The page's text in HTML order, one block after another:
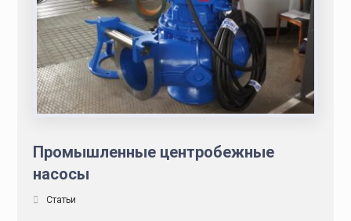
Промышленные центробежные
насосы
Статьи